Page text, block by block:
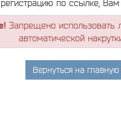
по ссылке, Вам
Запрещено
автоматической
Вернуться на